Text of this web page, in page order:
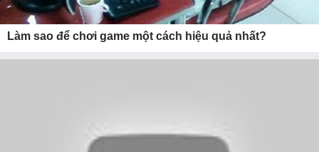
Làm sao để chơi game một cách hiệu quả nhất?